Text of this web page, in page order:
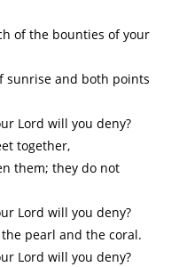
of the bounties of your
sunrise and both points
Lord will you deny?
together,
them; they do not
Lord will you deny?
pearl and the coral.
Lord will you deny?